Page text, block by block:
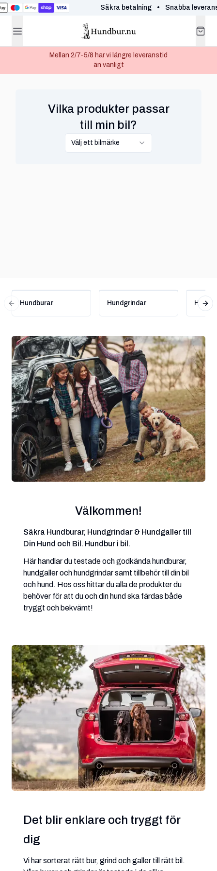
Säkra betalning • Snabba leveranser
Mellan 2/7-5/8 har vi längre leveranstid
än vanligt
Vilka produkter passar
till min bil?
Välj ett bilmärke
Hundburar Hundgrindar
Previous slide
Välkommen!
Säkra Hundburar, Hundgrindar & Hundgaller till
Din Hund och Bil. Hundbur i bil.
Här handlar du testade och godkända hundburar,
hundgaller och hundgrindar samt tillbehör till din bil
och hund. Hos oss hittar du alla de produkter du
behöver för att du och din hund ska färdas både
tryggt och bekvämt!
Det blir enklare och tryggt för
dig
Vi har sorterat rätt bur, grind och galler till rätt bil.